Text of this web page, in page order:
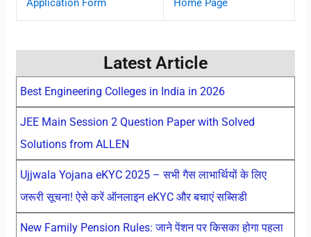
Application Form Home Page
Latest Article
Best Engineering Colleges in India in 2026
JEE Main Session 2 Question Paper with Solved
Solutions from ALLEN
Ujjwala Yojana eKYC 2025 – सभी गैस लाभार्थियों के लिए
जरूरी सूचना! ऐसे करें ऑनलाइन eKYC और बचाएं सब्सिडी
New Family Pension Rules: जाने पेंशन पर किसका होगा पहला